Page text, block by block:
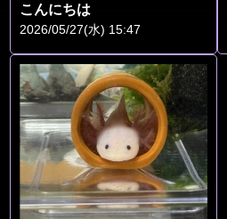
こんにちは
2026/05/27(水) 15:47